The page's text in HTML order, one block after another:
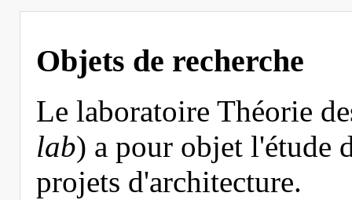
Objets de recherche
Le laboratoire Théorie
lab) a pour objet l'étude
projets d'architecture.